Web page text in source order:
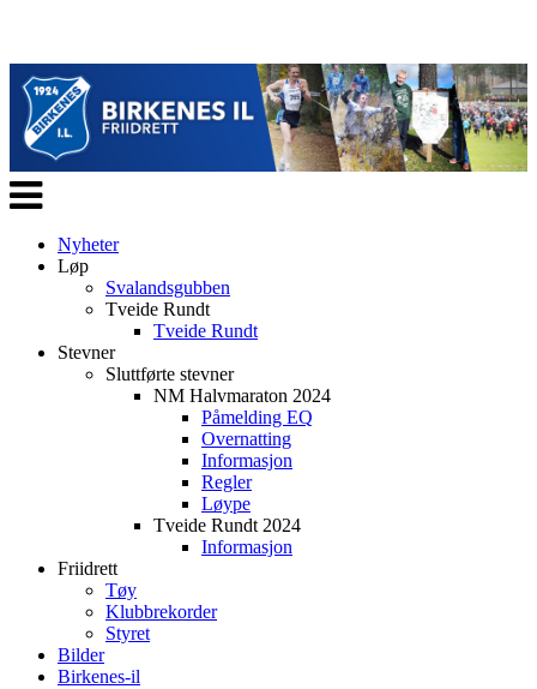
Veksle
navigasjon
Nyheter
Løp
Svalandsgubben
Tveide Rundt
Tveide Rundt
Stevner
Sluttførte stevner
NM Halvmaraton 2024
Påmelding EQ
Overnatting
Informasjon
Regler
Løype
Tveide Rundt 2024
Informasjon
Friidrett
Tøy
Klubbrekorder
Styret
Bilder
Birkenes-il